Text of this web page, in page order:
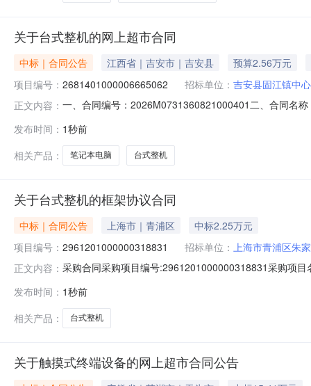
关于台式整机的网上超市合同
中标｜合同公告 江西省｜吉安市｜吉安县
预算2.56万元
项目编号： 2681401000006665062 招标单位： 吉安县固江镇中
正文内容： 一、合同编号：2026M0731360821000401二、合同名
安市吉安县江西吉安市吉安县城庐陵大道20号（县医院
发布时间： 1秒前
相关产品：
笔记本电脑 台式整机
关于台式整机的框架协议合同
中标｜合同公告 上海市｜青浦区
中标2.25万元
项目编号： 2961201000000318831 招标单位： 上海市青浦区朱
正文内容： 采购合同采购项目编号:2961201000000318831采购项
发布时间： 1秒前
相关产品：
台式整机
关于触摸式终端设备的网上超市合同公告